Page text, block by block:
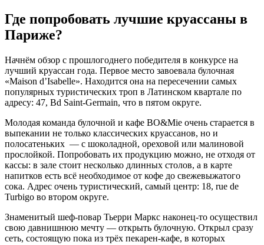
Где попробовать лучшие круассаны в
Париже?
Начнём обзор с прошлогоднего победителя в конкурсе на
лучший круассан года. Первое место завоевала булочная
«Maison d’Isabelle». Находится она на пересечении самых
популярных туристических троп в Латинском квартале по
адресу: 47, Bd Saint-Germain, что в пятом округе.
Молодая команда булочной и кафе BO&Mie очень старается в
выпекании не только классических круассанов, но и
полосатеньких — с шоколадной, ореховой или малиновой
прослойкой. Попробовать их продукцию можно, не отходя от
кассы: в зале стоит несколько длинных столов, а в карте
напитков есть всё необходимое от кофе до свежевыжатого
сока. Адрес очень туристический, самый центр: 18, rue de
Turbigo во втором округе.
Знаменитый шеф-повар Тьерри Маркс наконец-то осуществил
свою давнишнюю мечту — открыть булочную. Открыл сразу
сеть, состоящую пока из трёх пекарен-кафе, в которых